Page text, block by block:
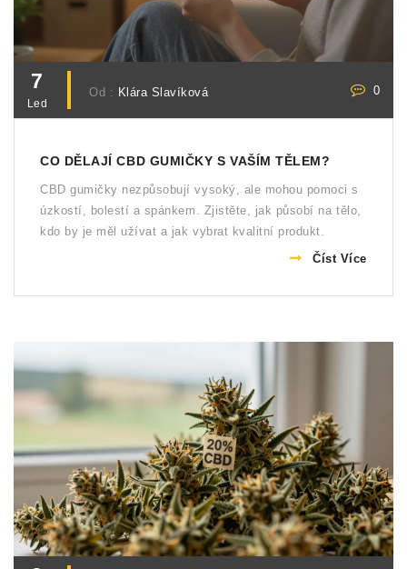
7
Led
Od : Klára Slavíková 0
CO DĚLAJÍ CBD GUMIČKY S VAŠÍM TĚLEM?
CBD gumičky nezpůsobují vysoký, ale mohou pomoci s
úzkostí, bolestí a spánkem. Zjistěte, jak působí na tělo,
kdo by je měl užívat a jak vybrat kvalitní produkt.
Číst Více